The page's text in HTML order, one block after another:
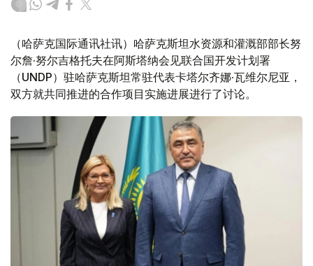
（哈萨克国际通讯社讯）哈萨克斯坦水资源和灌溉部部长努
尔詹·努尔吉格托夫在阿斯塔纳会见联合国开发计划署
（UNDP）驻哈萨克斯坦常驻代表卡塔尔齐娜·瓦维尔尼亚，
双方就共同推进的合作项目实施进展进行了讨论。